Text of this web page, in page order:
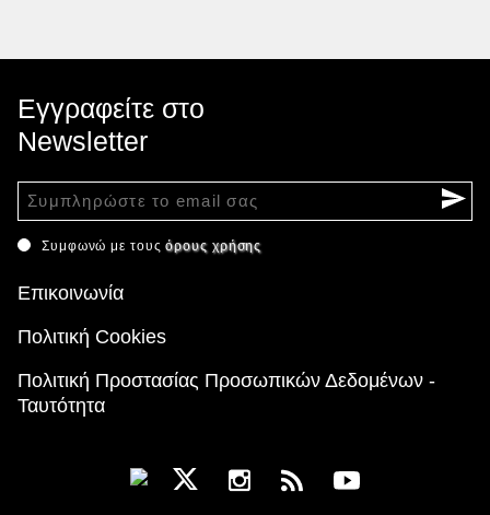
Εγγραφείτε στο
Newsletter
Συμφωνώ με τουςόρους χρήσης
Επικοινωνία
Πολιτική Cookies
Πολιτική Προστασίας Προσωπικών Δεδομένων -
Ταυτότητα